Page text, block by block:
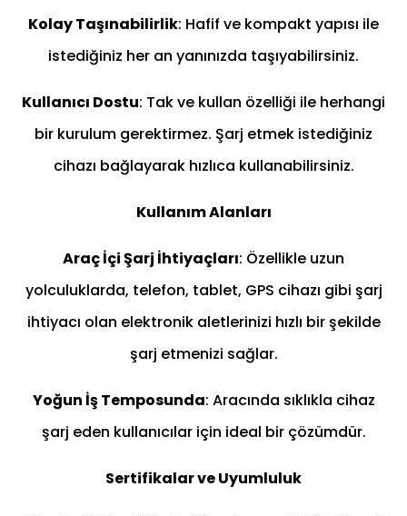
Kolay Taşınabilirlik: Hafif ve kompakt yapısı ile
istediğiniz her an yanınızda taşıyabilirsiniz.
Kullanıcı Dostu: Tak ve kullan özelliği ile herhangi
bir kurulum gerektirmez. Şarj etmek istediğiniz
cihazı bağlayarak hızlıca kullanabilirsiniz.
Kullanım Alanları
Araç İçi Şarj İhtiyaçları: Özellikle uzun
yolculuklarda, telefon, tablet, GPS cihazı gibi şarj
ihtiyacı olan elektronik aletlerinizi hızlı bir şekilde
şarj etmenizi sağlar.
Yoğun İş Temposunda: Aracında sıklıkla cihaz
şarj eden kullanıcılar için ideal bir çözümdür.
Sertifikalar ve Uyumluluk